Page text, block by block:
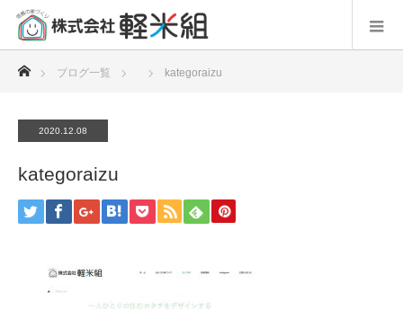
ブログ一覧 kategoraizu
2020.12.08
kategoraizu